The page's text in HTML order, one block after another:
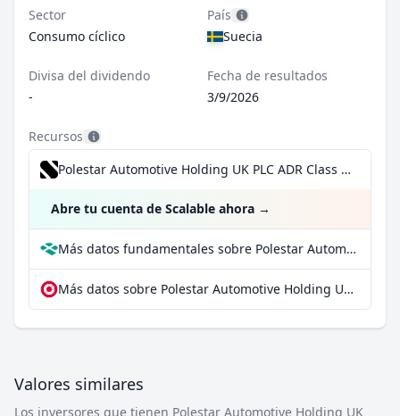
Sector
Consumo cíclico
País
Suecia
Divisa del dividendo
-
Fecha de resultados
3/9/2026
Recursos
Polestar Automotive Holding UK PLC ADR Class A por 0,99 €/operación, incluido el Dividend Reinvestment Plan
Abre tu cuenta de Scalable ahora →
Más datos fundamentales sobre Polestar Automotive Holding UK PLC ADR Class A en Parqet
Más datos sobre Polestar Automotive Holding UK PLC ADR Class A en extraETF
Valores similares
Los inversores que tienen Polestar Automotive Holding UK